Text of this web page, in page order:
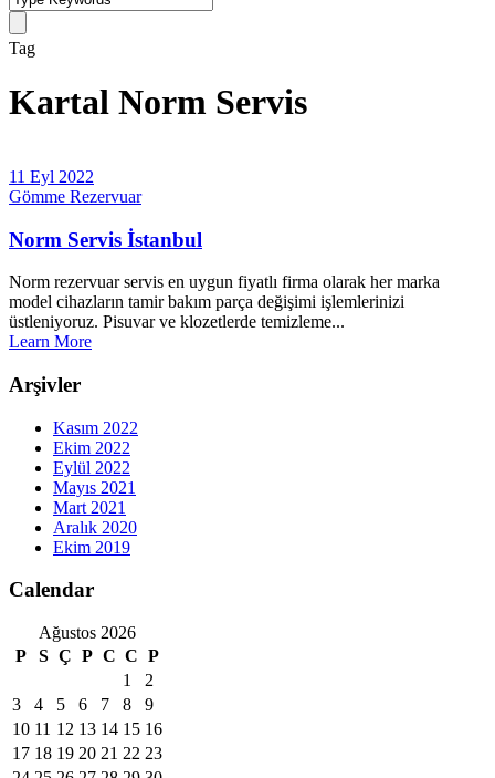
Tag
Kartal Norm Servis
11 Eyl 2022
Gömme Rezervuar
Norm Servis İstanbul
Norm rezervuar servis en uygun fiyatlı firma olarak her marka
model cihazların tamir bakım parça değişimi işlemlerinizi
üstleniyoruz. Pisuvar ve klozetlerde temizleme...
Learn More
Arşivler
Kasım 2022
Ekim 2022
Eylül 2022
Mayıs 2021
Mart 2021
Aralık 2020
Ekim 2019
Calendar
Ağustos 2026
P
S Ç P C C P
1
2
3
4 5 6 7 8
9
10 11 12 13 14 15 16
17 18 19 20 21 22 23